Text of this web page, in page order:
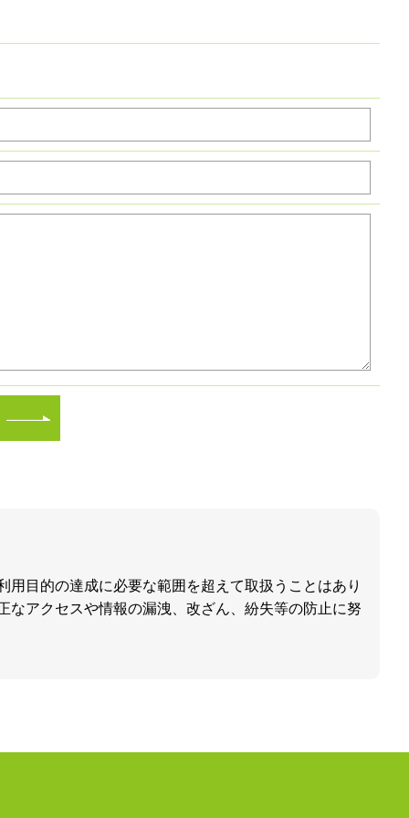
目的の達成に必要な範囲を超えて取扱うことはあり
なアクセスや情報の漏洩、改ざん、紛失等の防止に努